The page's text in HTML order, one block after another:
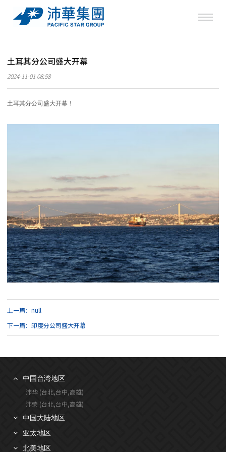
土耳其分公司盛大开幕
2024-11-01 08:58
土耳其分公司盛大开幕！
上一篇：null
下一篇：印度分公司盛大开幕
中国台湾地区
沛华 (台北,台中,高雄)
沛荣 (台北,台中,高雄)
中国大陆地区
亚太地区
北美地区